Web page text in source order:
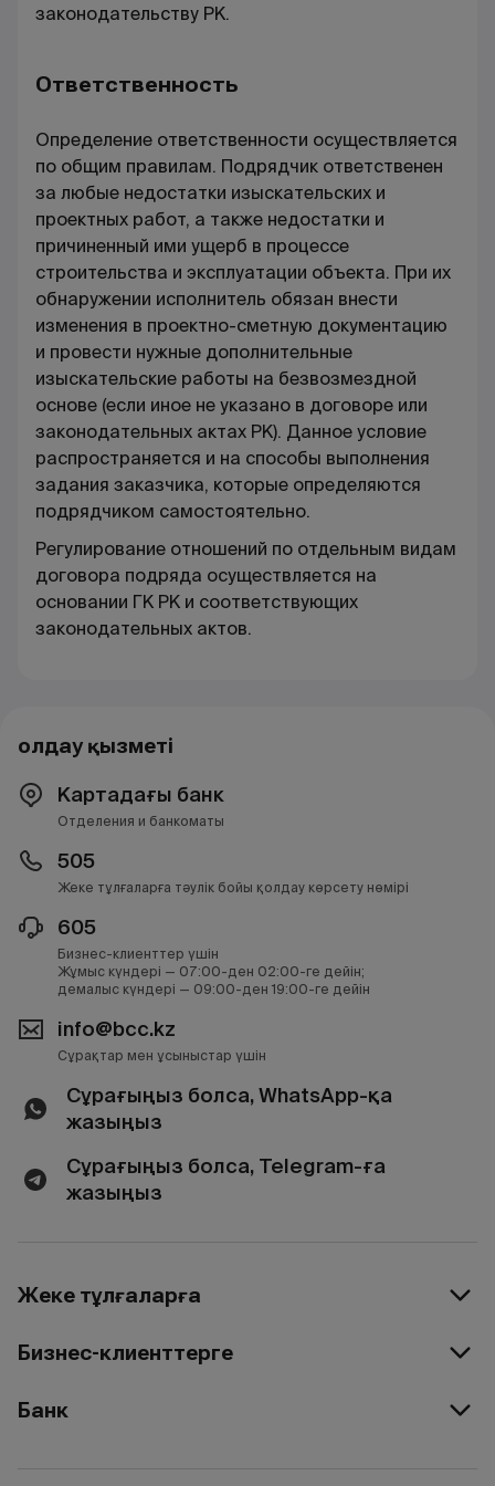
законодательству РК.
Ответственность
Определение ответственности осуществляется
по общим правилам. Подрядчик ответственен
за любые недостатки изыскательских и
проектных работ, а также недостатки и
причиненный ими ущерб в процессе
строительства и эксплуатации объекта. При их
обнаружении исполнитель обязан внести
изменения в проектно-сметную документацию
и провести нужные дополнительные
изыскательские работы на безвозмездной
основе (если иное не указано в договоре или
законодательных актах РК). Данное условие
распространяется и на способы выполнения
задания заказчика, которые определяются
подрядчиком самостоятельно.
Регулирование отношений по отдельным видам
договора подряда осуществляется на
основании ГК РК и соответствующих
законодательных актов.
Қолдау қызметі
Картадағы банк
Отделения и банкоматы
505
Жеке тұлғаларға тәулік бойы қолдау көрсету нөмірі
605
Бизнес-клиенттер үшін
Жұмыс күндері — 07:00-ден 02:00-ге дейін;
демалыс күндері — 09:00-ден 19:00-ге дейін
info@bcc.kz
Сұрақтар мен ұсыныстар үшін
Сұрағыңыз болса, WhatsApp-қа
жазыңыз
Сұрағыңыз болса, Telegram-ға
жазыңыз
Жеке тұлғаларға
Бизнес-клиенттерге
Банк